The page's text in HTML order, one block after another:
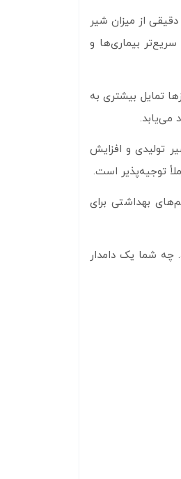
از میزان شیر
بیماری‌ها و
تمایل بیشتری به
می‌یابد.
تولیدی و افزایش
توجیه‌پذیر است.
بهداشتی برای
چه شما یک دامدار